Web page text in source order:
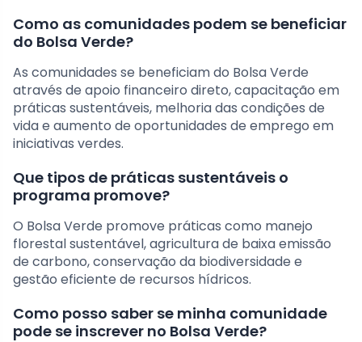
Como as comunidades podem se beneficiar
do Bolsa Verde?
As comunidades se beneficiam do Bolsa Verde
através de apoio financeiro direto, capacitação em
práticas sustentáveis, melhoria das condições de
vida e aumento de oportunidades de emprego em
iniciativas verdes.
Que tipos de práticas sustentáveis o
programa promove?
O Bolsa Verde promove práticas como manejo
florestal sustentável, agricultura de baixa emissão
de carbono, conservação da biodiversidade e
gestão eficiente de recursos hídricos.
Como posso saber se minha comunidade
pode se inscrever no Bolsa Verde?